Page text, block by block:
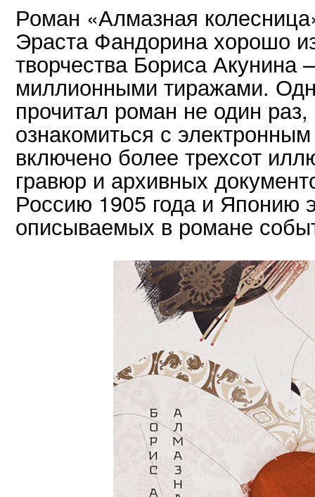
Роман «Алмазная
Эраста Фандорина хорошо
творчества Бориса Акунина
миллионными тиражами.
прочитал роман не один
ознакомиться с
включено более трехсот
гравюр и архивных
Россию 1905 года и Японию
описываемых в романе